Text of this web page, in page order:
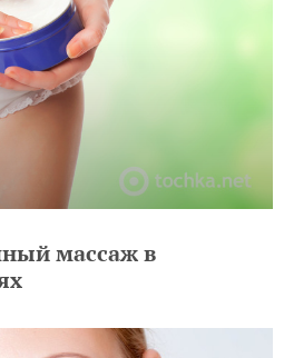
массаж в